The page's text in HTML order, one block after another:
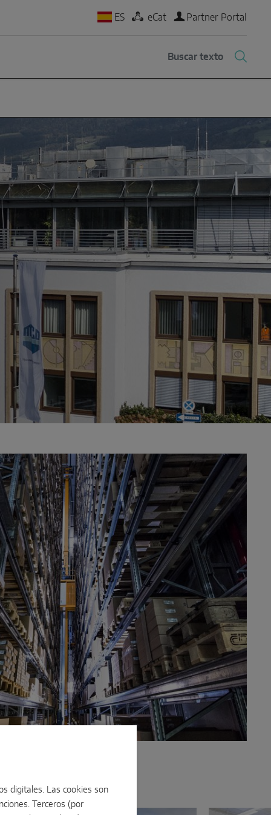
ES eCat Partner Portal
digitales. Las cookies son
Terceros (por